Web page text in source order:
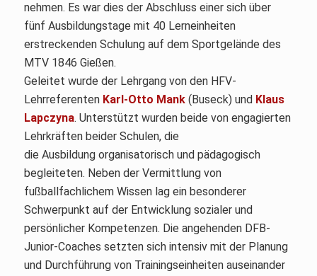
nehmen. Es war dies der Abschluss einer sich über
fünf Ausbildungstage mit 40 Lerneinheiten
erstreckenden Schulung auf dem Sportgelände des
MTV 1846 Gießen.
Geleitet wurde der Lehrgang von den HFV-
Lehrreferenten Karl-Otto Mank(Buseck) und Klaus
Lapczyna. Unterstützt wurden beide von engagierten
Lehrkräften beider Schulen, die
die Ausbildung organisatorisch und pädagogisch
begleiteten. Neben der Vermittlung von
fußballfachlichem Wissen lag ein besonderer
Schwerpunkt auf der Entwicklung sozialer und
persönlicher Kompetenzen. Die angehenden DFB-
Junior-Coaches setzten sich intensiv mit der Planung
und Durchführung von Trainingseinheiten auseinander